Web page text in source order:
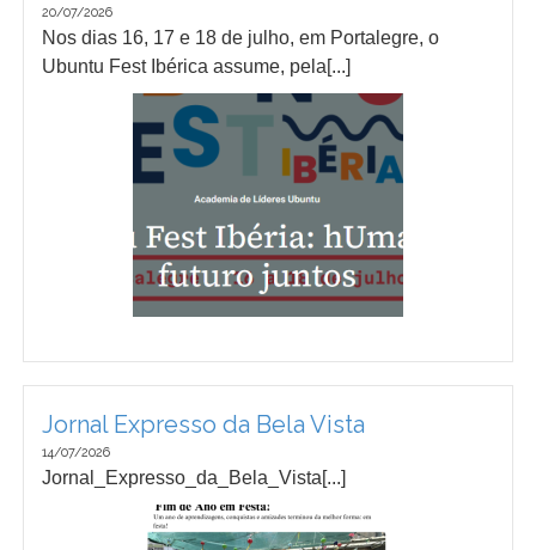
20/07/2026
Nos dias 16, 17 e 18 de julho, em Portalegre, o
Ubuntu Fest Ibérica assume, pela[...]
Jornal Expresso da Bela Vista
14/07/2026
Jornal_Expresso_da_Bela_Vista[...]